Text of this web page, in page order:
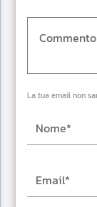
La tua email non